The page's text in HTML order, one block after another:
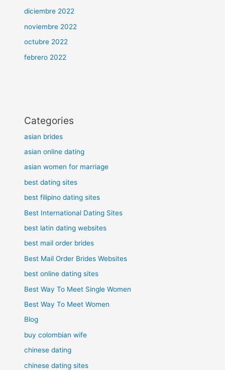
diciembre 2022
noviembre 2022
octubre 2022
febrero 2022
Categories
asian brides
asian online dating
asian women for marriage
best dating sites
best filipino dating sites
Best International Dating Sites
best latin dating websites
best mail order brides
Best Mail Order Brides Websites
best online dating sites
Best Way To Meet Single Women
Best Way To Meet Women
Blog
buy colombian wife
chinese dating
chinese dating sites